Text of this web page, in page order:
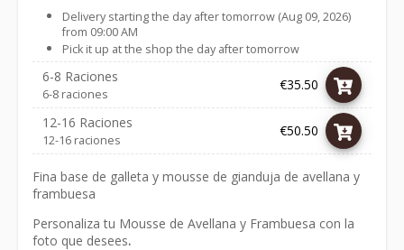
Delivery starting the day after tomorrow (Aug 09, 2026)
from 09:00 AM
Pick it up at the shop the day after tomorrow
6-8 Raciones
6-8 raciones
€35.50
12-16 Raciones
12-16 raciones
€50.50
Fina base de galleta y mousse de gianduja de avellana y
frambuesa
Personaliza tu Mousse de Avellana y Frambuesa con la
foto que desees.